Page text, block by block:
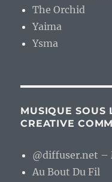
The Orchid
Yaima
Ysma
MUSIQUE SOUS
CREATIVE
@diffuser.net –
Au Bout Du Fil